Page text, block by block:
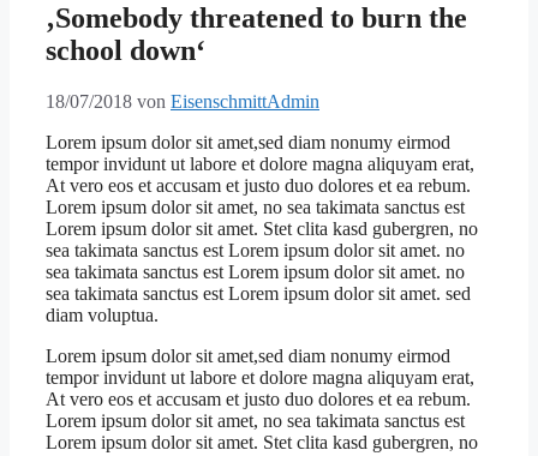
‚Somebody threatened to burn the
school down‘
18/07/2018 von EisenschmittAdmin
Lorem ipsum dolor sit amet,sed diam nonumy eirmod
tempor invidunt ut labore et dolore magna aliquyam erat,
At vero eos et accusam et justo duo dolores et ea rebum.
Lorem ipsum dolor sit amet, no sea takimata sanctus est
Lorem ipsum dolor sit amet. Stet clita kasd gubergren, no
sea takimata sanctus est Lorem ipsum dolor sit amet. no
sea takimata sanctus est Lorem ipsum dolor sit amet. no
sea takimata sanctus est Lorem ipsum dolor sit amet. sed
diam voluptua.
Lorem ipsum dolor sit amet,sed diam nonumy eirmod
tempor invidunt ut labore et dolore magna aliquyam erat,
At vero eos et accusam et justo duo dolores et ea rebum.
Lorem ipsum dolor sit amet, no sea takimata sanctus est
Lorem ipsum dolor sit amet. Stet clita kasd gubergren, no